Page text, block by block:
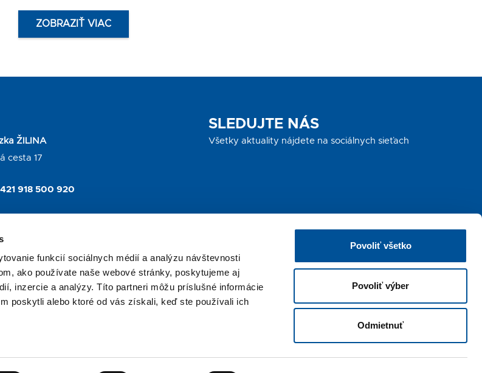
funkcií sociálnych médií a analýzu návštevnosti
ako používate naše webové stránky, poskytujeme aj
inzercie a analýzy. Títo partneri môžu príslušné informácie
poskytli alebo ktoré od vás získali, keď ste používali ich
Povoliť všetko
Povoliť výber
Odmietnuť
ZOBRAZIŤ VIAC
SLEDUJTE NÁS
ŽILINA
cesta 17
918 500 920
automobilov a náhradných dielcov
– piatok: 7:30 – 17:00
automobilov
Všetky aktuality nájdete na sociálnych sieťach
osobných údajov|Obchodné podmienky|Pracovné ponuky